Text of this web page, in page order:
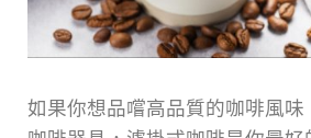
如果你想品嚐高品質的咖啡風味